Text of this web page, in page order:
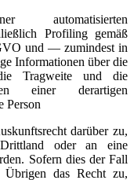
automatisierten
Profiling gemäß
und — zumindest in
Informationen über die
Tragweite und die
einer derartigen
Person
darüber zu,
oder an eine
Sofern dies der Fall
das Recht zu,